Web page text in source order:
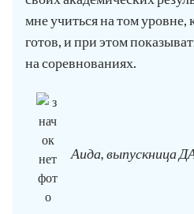
мне учиться на том уровне,
готов, и при этом
на соревнованиях.
Аида, выпускница